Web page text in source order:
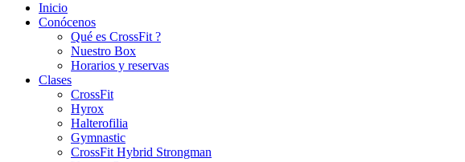
Inicio
Conócenos
Qué es CrossFit ?
Nuestro Box
Horarios y reservas
Clases
CrossFit
Hyrox
Halterofilia
Gymnastic
CrossFit Hybrid Strongman